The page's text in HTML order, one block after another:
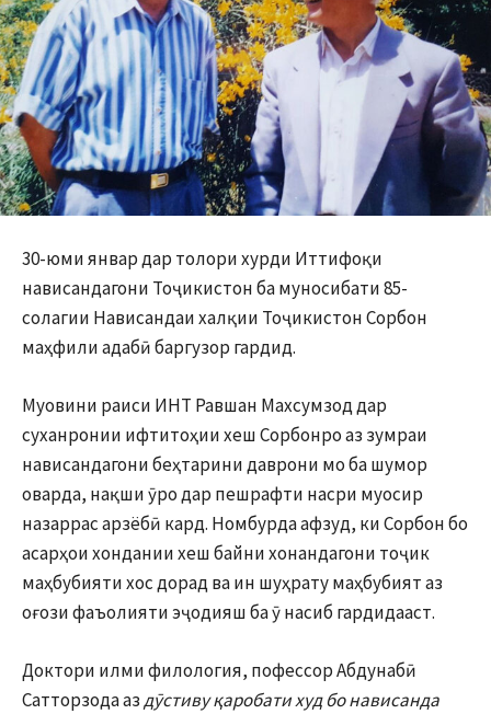
30-юми январ дар толори хурди Иттифоқи
нависандагони Тоҷикистон ба муносибати 85-
солагии Нависандаи халқии Тоҷикистон Сорбон
маҳфили адабӣ баргузор гардид.
Муовини раиси ИНТ Равшан Махсумзод дар
суханронии ифтитоҳии хеш Сорбонро аз зумраи
нависандагони беҳтарини даврони мо ба шумор
оварда, нақши ӯро дар пешрафти насри муосир
назаррас арзёбӣ кард. Номбурда афзуд, ки Сорбон бо
асарҳои хондании хеш байни хонандагони тоҷик
маҳбубияти хос дорад ва ин шуҳрату маҳбубият аз
оғози фаъолияти эҷодияш ба ӯ насиб гардидааст.
Доктори илми филология, пофессор Абдунабӣ
Сатторзода аздӯстиву қаробати худ бо нависанда